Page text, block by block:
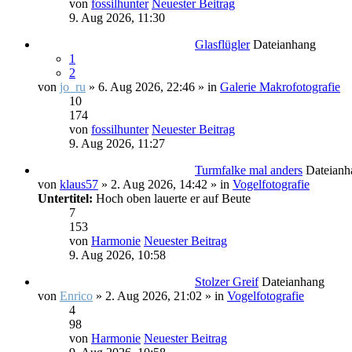
von fossilhunter Neuester Beitrag
9. Aug 2026, 11:30
Glasflügler Dateianhang
1
2
von jo_ru » 6. Aug 2026, 22:46 » in Galerie Makrofotografie
10
174
von fossilhunter Neuester Beitrag
9. Aug 2026, 11:27
Turmfalke mal anders
von klaus57 » 2. Aug 2026, 14:42 » in Vogelfotografie
Untertitel: Hoch oben lauerte er auf Beute
7
153
von Harmonie Neuester Beitrag
9. Aug 2026, 10:58
Stolzer Greif Dateianhang
von Enrico » 2. Aug 2026, 21:02 » in Vogelfotografie
4
98
von Harmonie Neuester Beitrag